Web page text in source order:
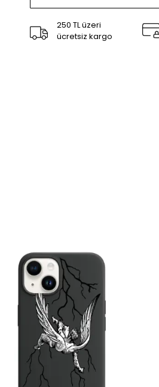
250 TL üzeri
ücretsiz kargo